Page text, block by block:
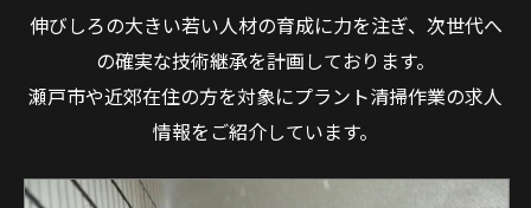
伸びしろの大きい若い人材の育成に力を注ぎ、次世代へ
の確実な技術継承を計画しております。
瀬戸市や近郊在住の方を対象にプラント清掃作業の求人
情報をご紹介しています。